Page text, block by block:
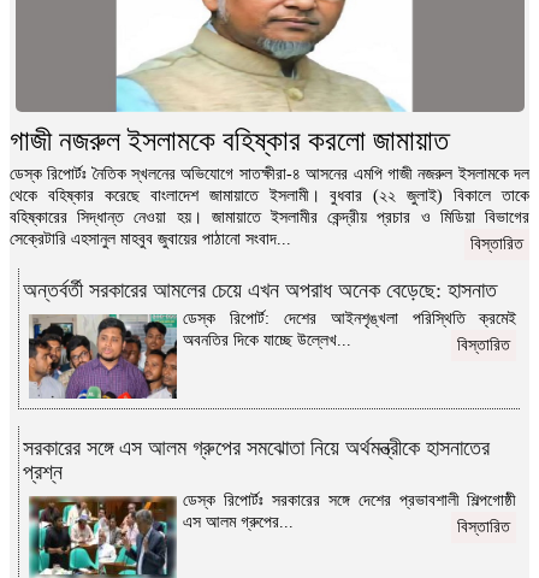
গাজী নজরুল ইসলামকে বহিষ্কার করলো জামায়াত
ডেস্ক রিপোর্টঃ নৈতিক স্খলনের অভিযোগে সাতক্ষীরা-৪ আসনের এমপি গাজী নজরুল ইসলামকে দল
থেকে বহিষ্কার করেছে বাংলাদেশ জামায়াতে ইসলামী। বুধবার (২২ জুলাই) বিকালে তাকে
বহিষ্কারের সিদ্ধান্ত নেওয়া হয়। জামায়াতে ইসলামীর কেন্দ্রীয় প্রচার ও মিডিয়া বিভাগের
সেক্রেটারি এহসানুল মাহবুব জুবায়ের পাঠানো সংবাদ...
বিস্তারিত
অন্তর্বর্তী সরকারের আমলের চেয়ে এখন অপরাধ অনেক বেড়েছে: হাসনাত
ডেস্ক রিপোর্ট: দেশের আইনশৃঙ্খলা পরিস্থিতি ক্রমেই
অবনতির দিকে যাচ্ছে উল্লেখ...
বিস্তারিত
সরকারের সঙ্গে এস আলম গ্রুপের সমঝোতা নিয়ে অর্থমন্ত্রীকে হাসনাতের
প্রশ্ন
ডেস্ক রিপোর্টঃ সরকারের সঙ্গে দেশের প্রভাবশালী শিল্পগোষ্ঠী
এস আলম গ্রুপের...
বিস্তারিত